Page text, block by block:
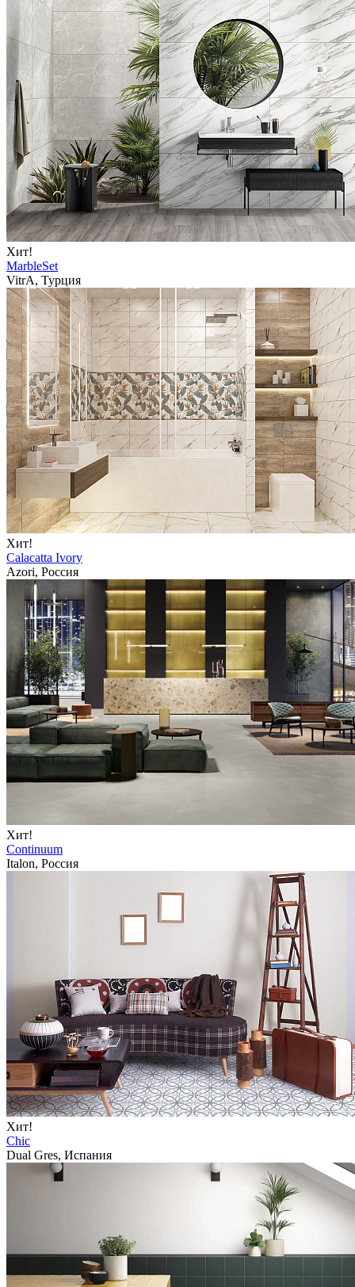
Хит!
MarbleSet
VitrA, Турция
Хит!
Calacatta Ivory
Azori, Россия
Хит!
Continuum
Italon, Россия
Хит!
Chic
Dual Gres, Испания